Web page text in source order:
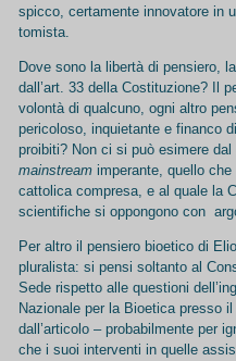
spicco, certamente innovatore in
tomista.
Dove sono la libertà di pensiero,
dall’art. 33 della Costituzione? Il
volontà di qualcuno, ogni altro
pericoloso, inquietante e financo
proibiti? Non ci si può esimere
mainstream imperante, quello
cattolica compresa, e al quale la
scientifiche si oppongono con
Per altro il pensiero bioetico di
pluralista: si pensi soltanto al
Sede rispetto alle questioni
Nazionale per la Bioetica presso
dall’articolo – probabilmente per
che i suoi interventi in quelle